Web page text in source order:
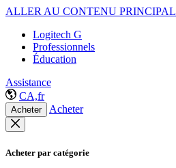
ALLER AU CONTENU PRINCIPAL
Logitech G
Professionnels
Éducation
Assistance
CA,fr
Acheter Acheter
Acheter par catégorie